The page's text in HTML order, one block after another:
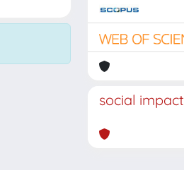
social impact